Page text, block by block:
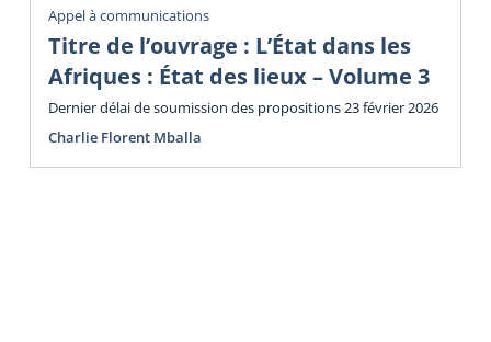
Appel à communications
Titre de l’ouvrage : L’État dans les
Afriques : État des lieux – Volume 3
Dernier délai de soumission des propositions 23 février 2026
Charlie Florent Mballa